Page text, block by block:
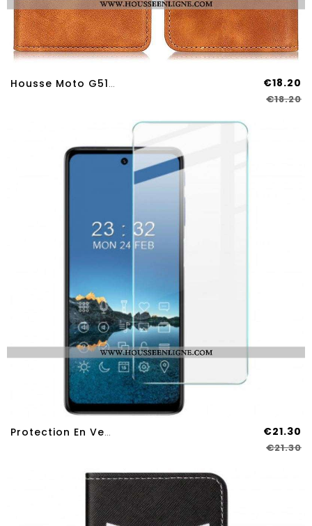
Housse Moto G51 5G Simili Cuir Vintage Et Bouton €18.20
€18.20
Protection En Verre Trempé IMAK Pour Écran Moto G51 €21.30
€21.30